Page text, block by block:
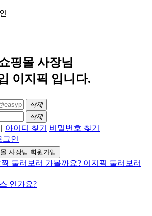
핑몰 사장님
이지픽 입니다.
삭제
삭제
아이디 찾기 비밀번호 찾기
그인
사장님 회원가입
인가요?